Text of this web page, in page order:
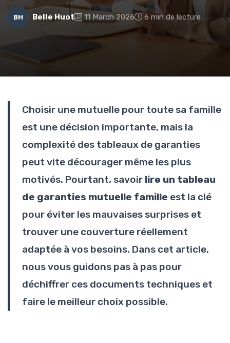
BH Belle Huot 11 March 2026 6 min de lecture
Choisir une mutuelle pour toute sa famille
est une décision importante, mais la
complexité des tableaux de garanties
peut vite décourager même les plus
motivés. Pourtant, savoir lire un tableau
de garanties mutuelle famille est la clé
pour éviter les mauvaises surprises et
trouver une couverture réellement
adaptée à vos besoins. Dans cet article,
nous vous guidons pas à pas pour
déchiffrer ces documents techniques et
faire le meilleur choix possible.